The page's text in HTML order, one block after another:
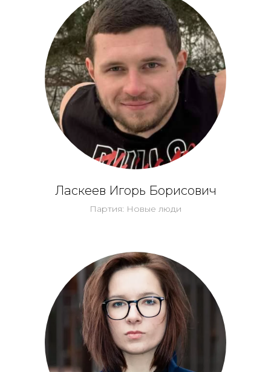
Ласкеев Игорь Борисович
Партия: Новые люди